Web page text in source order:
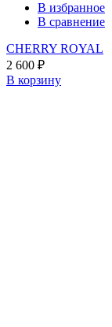
В избранное
В сравнение
CHERRY ROYAL
2 600 ₽
В корзину